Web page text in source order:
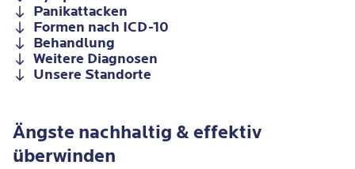
Panikattacken
Formen nach ICD-10
Behandlung
Weitere Diagnosen
Unsere Standorte
Ängste nachhaltig & effektiv
überwinden